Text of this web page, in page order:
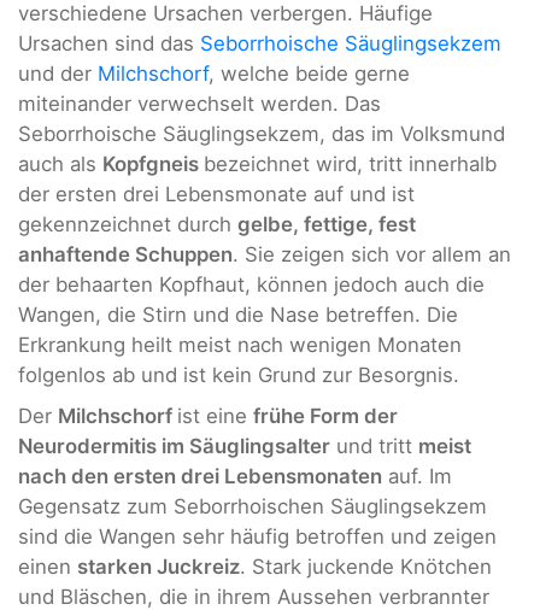
verschiedene Ursachen verbergen. Häufige
Ursachen sind das Seborrhoische Säuglingsekzem
und der Milchschorf, welche beide gerne
miteinander verwechselt werden. Das
Seborrhoische Säuglingsekzem, das im Volksmund
auch als Kopfgneis bezeichnet wird, tritt innerhalb
der ersten drei Lebensmonate auf und ist
gekennzeichnet durch gelbe, fettige, fest
anhaftende Schuppen. Sie zeigen sich vor allem an
der behaarten Kopfhaut, können jedoch auch die
Wangen, die Stirn und die Nase betreffen. Die
Erkrankung heilt meist nach wenigen Monaten
folgenlos ab und ist kein Grund zur Besorgnis.
Der Milchschorf ist eine frühe Form der
Neurodermitis im Säuglingsalter und tritt meist
nach den ersten drei Lebensmonaten auf. Im
Gegensatz zum Seborrhoischen Säuglingsekzem
sind die Wangen sehr häufig betroffen und zeigen
einen starken Juckreiz. Stark juckende Knötchen
und Bläschen, die in ihrem Aussehen verbrannter